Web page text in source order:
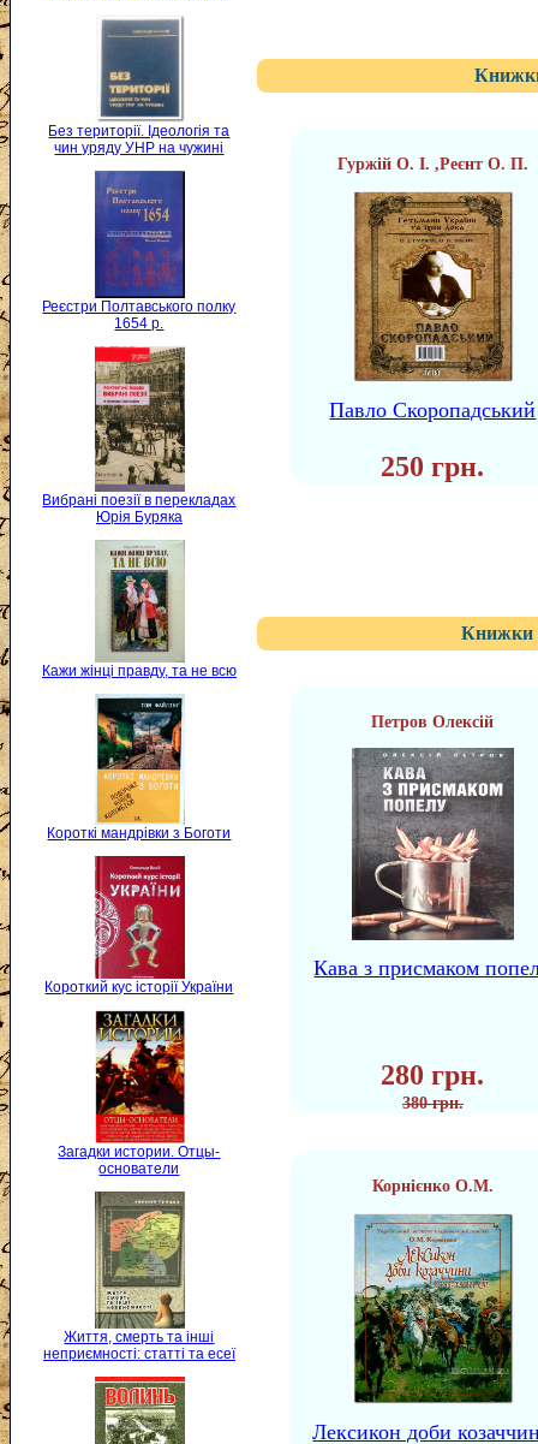
Без території. Ідеологія та
чин уряду УНР на чужині
Реєстри Полтавського полку
1654 р.
Вибрані поезії в перекладах
Юрія Буряка
Кажи жінці правду, та не всю
Короткі мандрівки з Боготи
Короткий кус історії України
Загадки истории. Отцы-
основатели
Життя, смерть та інші
неприємності: статті та есеї
Гуржій О. І. ,Реєнт О. П.
Павло Скоропадський
250 грн.
Книжки
Петров Олексій
Кава з присмаком
280 грн.
380 грн.
Корнієнко О.М.
Лексикон доби